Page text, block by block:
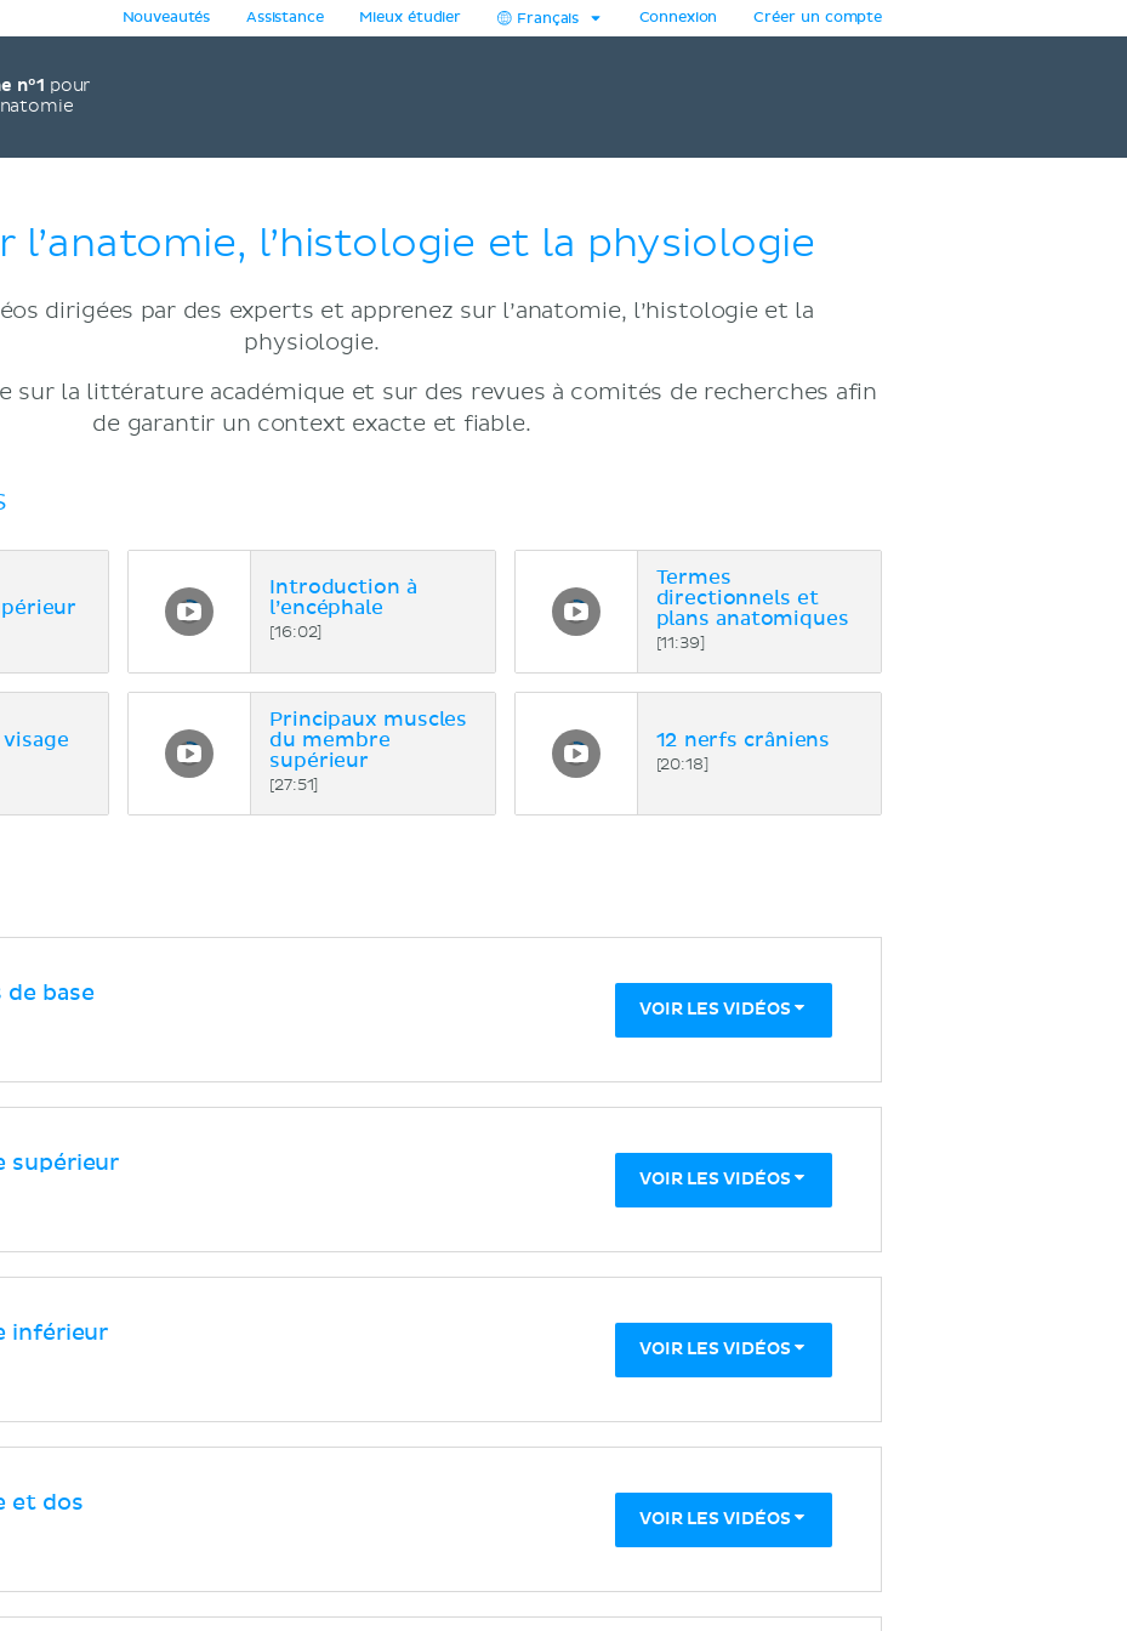
n°1 pour
Nouveautés Assistance Mieux étudier Français Connexion Créer un compte
l’anatomie, l’histologie et la physiologie
dirigées par des experts et apprenez sur l’anatomie, l’histologie et la
physiologie.
sur la littérature académique et sur des revues à comités de recherches afin
de garantir un context exacte et fiable.
Introduction à
l’encéphale
[16:02]
Termes
directionnels et
plans anatomiques
[11:39]
Principaux muscles
du membre
supérieur
[27:51]
12 nerfs crâniens
[20:18]
de base
VOIR LES VIDÉOS
supérieur
VOIR LES VIDÉOS
inférieur
VOIR LES VIDÉOS
et dos
VOIR LES VIDÉOS